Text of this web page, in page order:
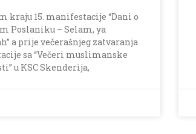
kraju 15. manifestacije “Dani o
Poslaniku – Selam, ya
a prije večerašnjeg zatvaranja
sa “Večeri muslimanske
u KSC Skenderija,